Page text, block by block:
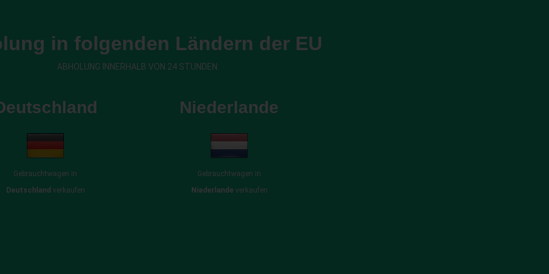
in folgenden Ländern der EU
ABHOLUNG INNERHALB VON 24 STUNDEN
Gebrauchtwagen in
Deutschland verkaufen
Niederlande
Gebrauchtwagen in
Niederlandeverkaufen